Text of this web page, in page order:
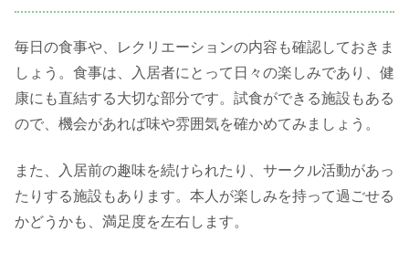
毎日の食事や、レクリエーションの内容も確認しておきま
しょう。食事は、入居者にとって日々の楽しみであり、健
康にも直結する大切な部分です。試食ができる施設もある
ので、機会があれば味や雰囲気を確かめてみましょう。
また、入居前の趣味を続けられたり、サークル活動があっ
たりする施設もあります。本人が楽しみを持って過ごせる
かどうかも、満足度を左右します。